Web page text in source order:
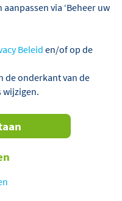
Alles wissen
€ 70,- KORTING P.P.!
via ‘Beheer uw
Beleiden/of op de
de onderkant van de
wijzigen.